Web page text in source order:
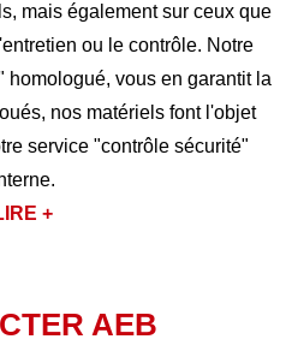
mais également sur ceux que
ou le contrôle. Notre
vous en garantit la
nos matériels font l'objet
service "contrôle sécurité"
+
AEB